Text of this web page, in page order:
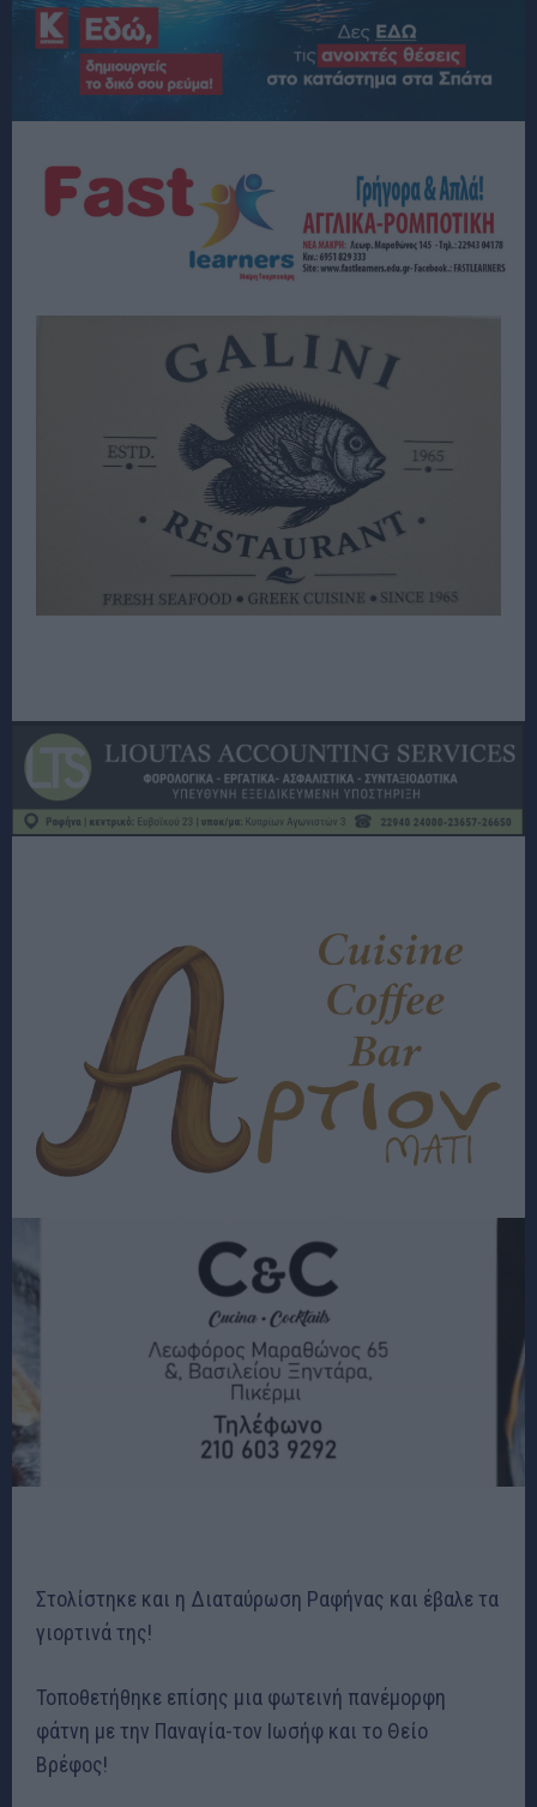
Στολίστηκε και η Διαταύρωση Ραφήνας και έβαλε τα
γιορτινά της!
Τοποθετήθηκε επίσης μια φωτεινή πανέμορφη
φάτνη με την Παναγία-τον Ιωσήφ και το Θείο
Βρέφος!